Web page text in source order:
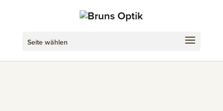
Seite wählen